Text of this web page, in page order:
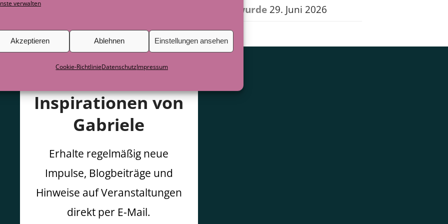
verwalten
Akzeptieren Ablehnen Einstellungen ansehen
Cookie-RichtlinieDatenschutzImpressum
wurde 29. Juni 2026
Inspirationen von
Gabriele
Erhalte regelmäßig neue
Impulse, Blogbeiträge und
Hinweise auf Veranstaltungen
direkt per E-Mail.